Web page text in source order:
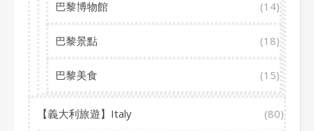
巴黎博物館 (14)
巴黎景點 (18)
巴黎美食 (15)
【義大利旅遊】Italy (80)